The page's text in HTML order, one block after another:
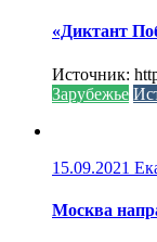
«Диктант
Источник:
Зарубежье
15.09.2021
Москва